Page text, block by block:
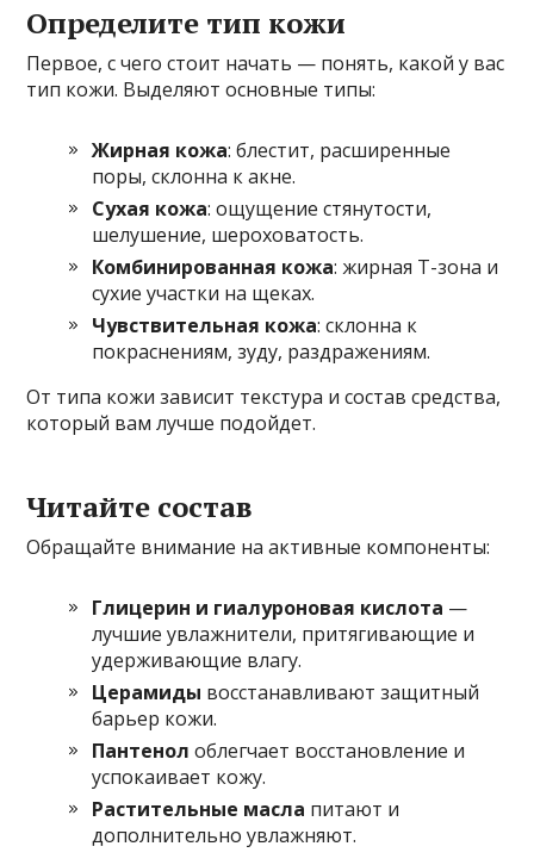
Определите тип кожи
Первое, с чего стоит начать — понять, какой у вас
тип кожи. Выделяют основные типы:
Жирная кожа: блестит, расширенные
поры, склонна к акне.
Сухая кожа: ощущение стянутости,
шелушение, шероховатость.
Комбинированная кожа: жирная Т-зона и
сухие участки на щеках.
Чувствительная кожа: склонна к
покраснениям, зуду, раздражениям.
От типа кожи зависит текстура и состав средства,
который вам лучше подойдет.
Читайте состав
Обращайте внимание на активные компоненты:
Глицерин и гиалуроновая кислота —
лучшие увлажнители, притягивающие и
удерживающие влагу.
Церамиды восстанавливают защитный
барьер кожи.
Пантенол облегчает восстановление и
успокаивает кожу.
Растительные масла питают и
дополнительно увлажняют.